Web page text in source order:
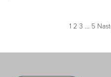
1 2 3 … 5